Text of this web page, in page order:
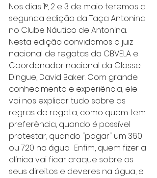
Nos dias 1°, 2 e 3 de maio teremos a
segunda edição da Taça Antonina
no Clube Náutico de Antonina.
Nesta edição convidamos o juiz
nacional de regatas da CBVELA e
Coordenador nacional da Classe
Dingue, David Baker. Com grande
conhecimento e experiência, ele
vai nos explicar tudo sobre as
regras de regata, como quem tem
preferência, quando é possível
protestar, quando "pagar" um 360
ou 720 na água.  Enfim, quem fizer a
clínica vai ficar craque sobre os
seus direitos e deveres na água, e